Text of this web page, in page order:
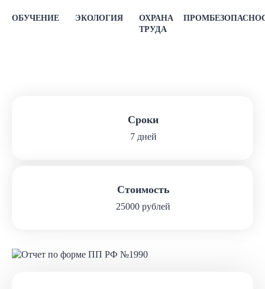
ОБУЧЕНИЕ ЭКОЛОГИЯ
ОХРАНА
ТРУДА
Сроки
7 дней
Стоимость
25000 рублей